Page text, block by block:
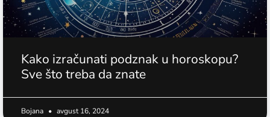
Kako izračunati podznak u horoskopu?
Sve što treba da znate
Bojana avgust 16, 2024